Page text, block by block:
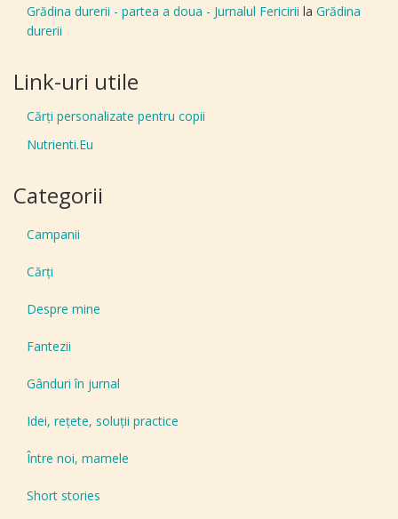
Grădina durerii - partea a doua - Jurnalul Fericirii la Grădina
durerii
Link-uri utile
Cărți personalizate pentru copii
Nutrienti.Eu
Categorii
Campanii
Cărți
Despre mine
Fantezii
Gânduri în jurnal
Idei, reţete, soluţii practice
Între noi, mamele
Short stories